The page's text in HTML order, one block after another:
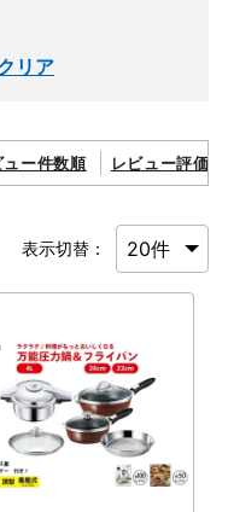
リア
ュー件数順 レビュー評価順
表示切替：